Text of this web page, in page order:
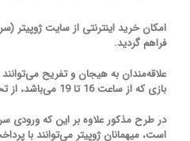
امکان خرید اینترنتی از سایت ژوپیتر
فراهم گردید.
علاقه‌مندان به هیجان و تفریح
بازی که از ساعت 16 تا 19 می‌باشد، از تخفیف ویژه بهره‌مند شوند.
در طرح مذکور علاوه بر این که ورودی